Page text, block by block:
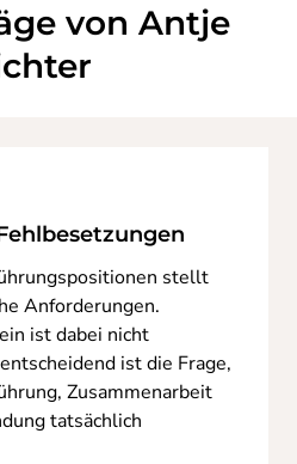
von Antje
stellt
Anforderungen.
ist dabei nicht
ist die Frage,
Zusammenarbeit
tatsächlich